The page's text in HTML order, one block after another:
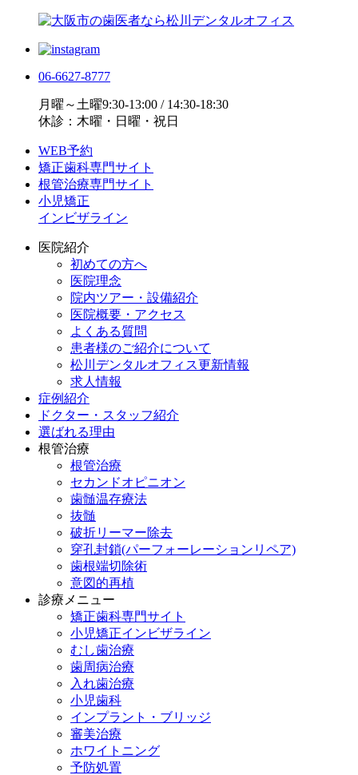
06-6627-8777
月曜～土曜9:30-13:00 / 14:30-18:30
休診：木曜・日曜・祝日
WEB予約
矯正歯科専門サイト
根管治療専門サイト
小児矯正
インビザライン
医院紹介
初めての方へ
医院理念
院内ツアー・設備紹介
医院概要・アクセス
よくある質問
患者様のご紹介について
松川デンタルオフィス更新情報
求人情報
症例紹介
ドクター・スタッフ紹介
選ばれる理由
根管治療
根管治療
セカンドオピニオン
歯髄温存療法
抜髄
破折リーマー除去
穿孔封鎖(パーフォーレーションリペア)
歯根端切除術
意図的再植
診療メニュー
矯正歯科専門サイト
小児矯正インビザライン
むし歯治療
歯周病治療
入れ歯治療
小児歯科
インプラント・ブリッジ
審美治療
ホワイトニング
予防処置